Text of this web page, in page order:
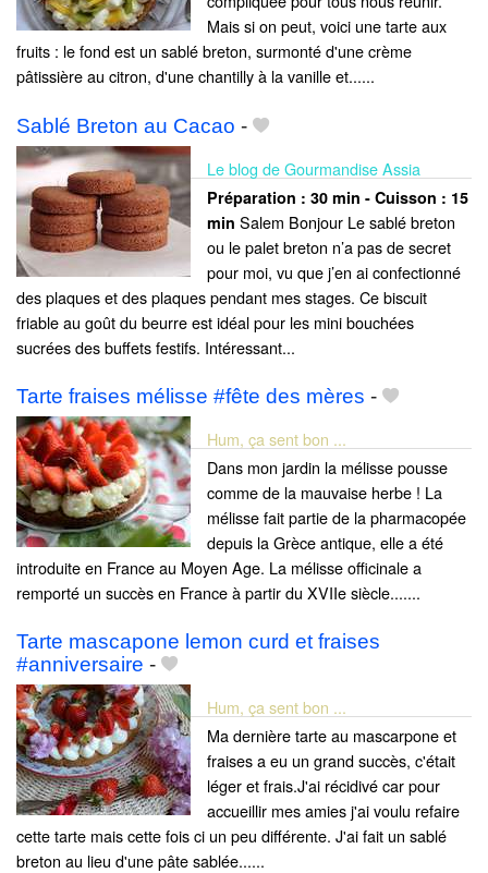
Mais si on peut, voici une tarte aux
fruits : le fond est un sablé breton, surmonté d'une crème
pâtissière au citron, d'une chantilly à la vanille et......
Sablé Breton au Cacao -
Le blog de Gourmandise Assia
Préparation : 30 min - Cuisson : 15
min Salem Bonjour Le sablé breton
ou le palet breton n’a pas de secret
pour moi, vu que j’en ai confectionné
des plaques et des plaques pendant mes stages. Ce biscuit
friable au goût du beurre est idéal pour les mini bouchées
sucrées des buffets festifs. Intéressant...
Tarte fraises mélisse #fête des mères -
Hum, ça sent bon ...
Dans mon jardin la mélisse pousse
comme de la mauvaise herbe ! La
mélisse fait partie de la pharmacopée
depuis la Grèce antique, elle a été
introduite en France au Moyen Age. La mélisse officinale a
remporté un succès en France à partir du XVIIe siècle.......
Tarte mascapone lemon curd et fraises
#anniversaire -
Hum, ça sent bon ...
Ma dernière tarte au mascarpone et
fraises a eu un grand succès, c'était
léger et frais.J'ai récidivé car pour
accueillir mes amies j'ai voulu refaire
cette tarte mais cette fois ci un peu différente. J'ai fait un sablé
breton au lieu d'une pâte sablée......